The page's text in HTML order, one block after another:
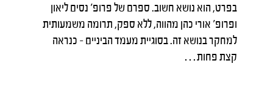
בפרט, הוא נושא חשוב. ספרם של פרופ' נסים ליאון
ופרופ' אורי כהן מהווה, ללא ספק, תרומה משמעותית
למחקר בנושא זה. בסוגיית מעמד הביניים – כנראה
קצת פחות…